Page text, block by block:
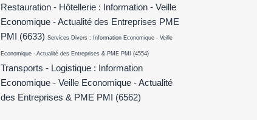
Restauration - Hôtellerie : Information - Veille
Economique - Actualité des Entreprises PME
PMI
(6633) Services Divers : Information Economique - Veille
Economique - Actualité des Entreprises & PME PMI (4554)
Transports - Logistique : Information
Economique - Veille Economique - Actualité
des Entreprises & PME PMI
(6562)